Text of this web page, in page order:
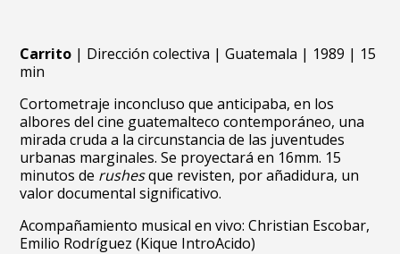
Carrito | Dirección colectiva | Guatemala | 1989 | 15
min
Cortometraje inconcluso que anticipaba, en los
albores del cine guatemalteco contemporáneo, una
mirada cruda a la circunstancia de las juventudes
urbanas marginales. Se proyectará en 16mm. 15
minutos de rushesque revisten, por añadidura, un
valor documental significativo.
Acompañamiento musical en vivo: Christian Escobar,
Emilio Rodríguez (Kique IntroAcido)